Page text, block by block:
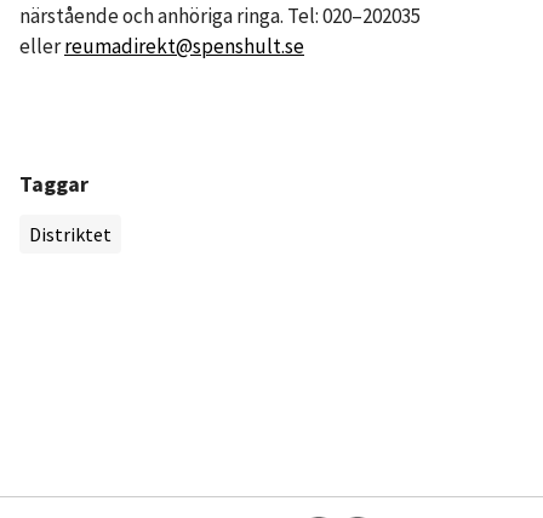
närstående och anhöriga ringa. Tel: 020–202035
ellerreumadirekt@spenshult.se
Taggar
Distriktet